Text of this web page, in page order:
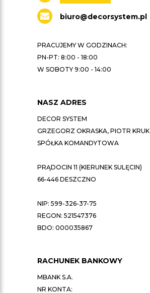
biuro@decorsystem.pl
PRACUJEMY W GODZINACH:
PN-PT: 8:00 - 18:00
W SOBOTY 9:00 - 14:00
NASZ ADRES
DECOR SYSTEM
GRZEGORZ OKRASKA, PIOTR KRUK
SPÓŁKA KOMANDYTOWA
PRĄDOCIN 11 (KIERUNEK SULĘCIN)
66-446 DESZCZNO
NIP: 599-326-37-75
REGON: 521547376
BDO: 000035867
RACHUNEK BANKOWY
MBANK S.A.
NR KONTA: